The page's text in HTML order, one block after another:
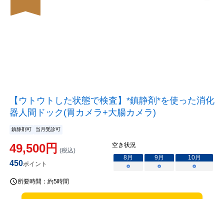
【ウトウトした状態で検査】*鎮静剤*を使った消化
器人間ドック(胃カメラ+大腸カメラ)
鎮静剤可 当月受診可
49,500円 (税込)
450ポイント
空き状況
8月 9月 10月
○
○ ○
所要時間： 約5時間